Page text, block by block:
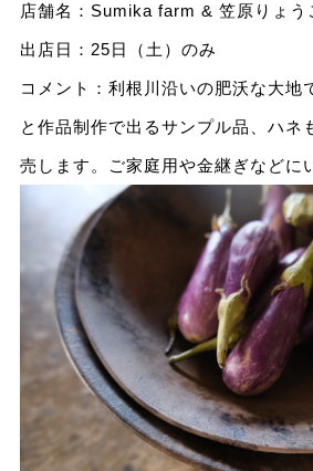
店舗名：Sumika farm & 笠原りょう
出店日：25日（土）のみ
コメント：利根川沿いの肥沃な大地
と作品制作で出るサンプル品、ハネ
売します。ご家庭用や金継ぎなどに